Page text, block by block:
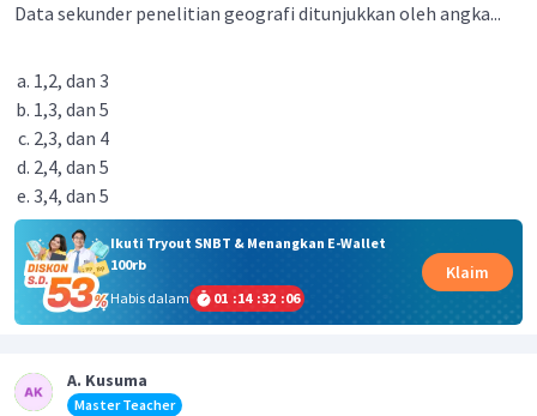
Data sekunder penelitian geografi ditunjukkan oleh angka...
1,2, dan 3
1,3, dan 5
2,3, dan 4
2,4, dan 5
3,4, dan 5
Ikuti Tryout SNBT & Menangkan E-Wallet
100rb
Habis dalam
01 :14 :32 :05
Klaim
A. Kusuma
Master Teacher